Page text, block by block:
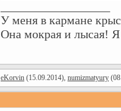
У меня в кармане
Она мокрая и лысая! Я
eKorvin (15.09.2014), numizmatyury